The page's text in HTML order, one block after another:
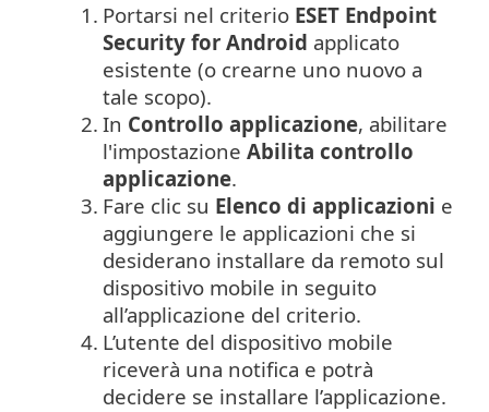
1. Portarsi nel criterio ESET Endpoint
Security for Android applicato
esistente (o crearne uno nuovo a
tale scopo).
2. In Controllo applicazione, abilitare
l'impostazione Abilita controllo
applicazione.
3. Fare clic su Elenco di applicazioni e
aggiungere le applicazioni che si
desiderano installare da remoto sul
dispositivo mobile in seguito
all’applicazione del criterio.
4. L’utente del dispositivo mobile
riceverà una notifica e potrà
decidere se installare l’applicazione.